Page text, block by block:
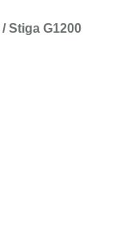
/ Stiga G1200